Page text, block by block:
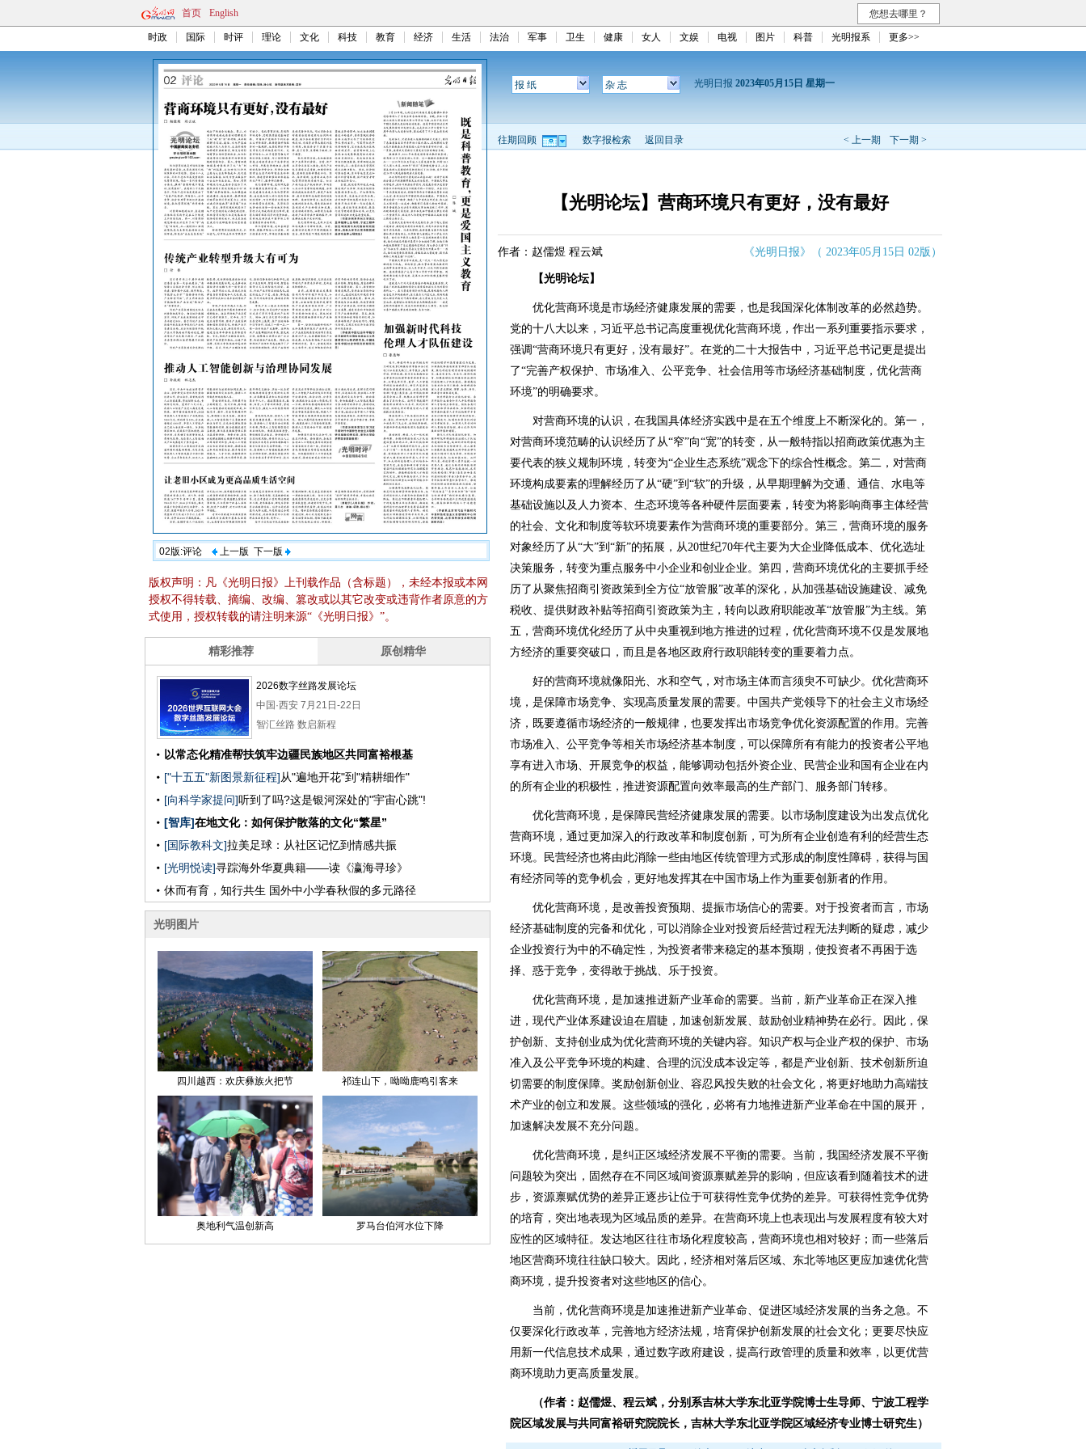
首页 English 您想去哪里？
时政 国际 时评 理论 文化 科技 教育 经济 生活 法治 军事 卫生 健康 女人 文娱 电视 图片 科普 光明报系 更多>>
02版:评论 上一版 下一版
版权声明：凡《光明日报》上刊载作品（含标题），未经本报或本网
授权不得转载、摘编、改编、篡改或以其它改变或违背作者原意的方
式使用，授权转载的请注明来源“《光明日报》”。
报 纸 杂 志 光明日报 2023年05月15日 星期一
< 上一期 下一期 >
往期回顾 数字报检索 返回目录
【光明论坛】营商环境只有更好，没有最好
作者：赵儒煜 程云斌 《光明日报》（ 2023年05月15日 02版）
【光明论坛】
优化营商环境是市场经济健康发展的需要，也是我国深化体制改革的必然趋势。
党的十八大以来，习近平总书记高度重视优化营商环境，作出一系列重要指示要求，
强调“营商环境只有更好，没有最好”。在党的二十大报告中，习近平总书记更是提出
了“完善产权保护、市场准入、公平竞争、社会信用等市场经济基础制度，优化营商
环境”的明确要求。
对营商环境的认识，在我国具体经济实践中是在五个维度上不断深化的。第一，
对营商环境范畴的认识经历了从“窄”向“宽”的转变，从一般特指以招商政策优惠为主
要代表的狭义规制环境，转变为“企业生态系统”观念下的综合性概念。第二，对营商
环境构成要素的理解经历了从“硬”到“软”的升级，从早期理解为交通、通信、水电等
基础设施以及人力资本、生态环境等各种硬件层面要素，转变为将影响商事主体经营
的社会、文化和制度等软环境要素作为营商环境的重要部分。第三，营商环境的服务
对象经历了从“大”到“新”的拓展，从20世纪70年代主要为大企业降低成本、优化选址
决策服务，转变为重点服务中小企业和创业企业。第四，营商环境优化的主要抓手经
历了从聚焦招商引资政策到全方位“放管服”改革的深化，从加强基础设施建设、减免
税收、提供财政补贴等招商引资政策为主，转向以政府职能改革“放管服”为主线。第
五，营商环境优化经历了从中央重视到地方推进的过程，优化营商环境不仅是发展地
方经济的重要突破口，而且是各地区政府行政职能转变的重要着力点。
好的营商环境就像阳光、水和空气，对市场主体而言须臾不可缺少。优化营商环
境，是保障市场竞争、实现高质量发展的需要。中国共产党领导下的社会主义市场经
济，既要遵循市场经济的一般规律，也要发挥出市场竞争优化资源配置的作用。完善
市场准入、公平竞争等相关市场经济基本制度，可以保障所有有能力的投资者公平地
享有进入市场、开展竞争的权益，能够调动包括外资企业、民营企业和国有企业在内
的所有企业的积极性，推进资源配置向效率最高的生产部门、服务部门转移。
优化营商环境，是保障民营经济健康发展的需要。以市场制度建设为出发点优化
营商环境，通过更加深入的行政改革和制度创新，可为所有企业创造有利的经营生态
环境。民营经济也将由此消除一些由地区传统管理方式形成的制度性障碍，获得与国
有经济同等的竞争机会，更好地发挥其在中国市场上作为重要创新者的作用。
优化营商环境，是改善投资预期、提振市场信心的需要。对于投资者而言，市场
经济基础制度的完备和优化，可以消除企业对投资后经营过程无法判断的疑虑，减少
企业投资行为中的不确定性，为投资者带来稳定的基本预期，使投资者不再困于选
择、惑于竞争，变得敢于挑战、乐于投资。
优化营商环境，是加速推进新产业革命的需要。当前，新产业革命正在深入推
进，现代产业体系建设迫在眉睫，加速创新发展、鼓励创业精神势在必行。因此，保
护创新、支持创业成为优化营商环境的关键内容。知识产权与企业产权的保护、市场
准入及公平竞争环境的构建、合理的沉没成本设定等，都是产业创新、技术创新所迫
切需要的制度保障。奖励创新创业、容忍风投失败的社会文化，将更好地助力高端技
术产业的创立和发展。这些领域的强化，必将有力地推进新产业革命在中国的展开，
加速解决发展不充分问题。
优化营商环境，是纠正区域经济发展不平衡的需要。当前，我国经济发展不平衡
问题较为突出，固然存在不同区域间资源禀赋差异的影响，但应该看到随着技术的进
步，资源禀赋优势的差异正逐步让位于可获得性竞争优势的差异。可获得性竞争优势
的培育，突出地表现为区域品质的差异。在营商环境上也表现出与发展程度有较大对
应性的区域特征。发达地区往往市场化程度较高，营商环境也相对较好；而一些落后
地区营商环境往往缺口较大。因此，经济相对落后区域、东北等地区更应加速优化营
商环境，提升投资者对这些地区的信心。
当前，优化营商环境是加速推进新产业革命、促进区域经济发展的当务之急。不
仅要深化行政改革，完善地方经济法规，培育保护创新发展的社会文化；更要尽快应
用新一代信息技术成果，通过数字政府建设，提高行政管理的质量和效率，以更优营
商环境助力更高质量发展。
（作者：赵儒煜、程云斌，分别系吉林大学东北亚学院博士生导师、宁波工程学
院区域发展与共同富裕研究院院长，吉林大学东北亚学院区域经济专业博士研究生）